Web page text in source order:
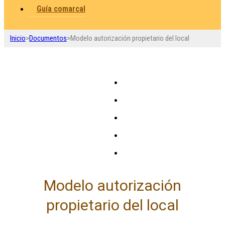
Guía comarcal
Inicio>Documentos>Modelo autorización propietario del local
Modelo autorización
propietario del local